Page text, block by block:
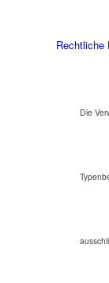
Rechtliche
Die